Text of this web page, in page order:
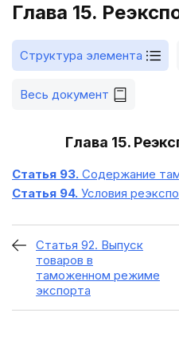
Глава 15.
Структура элемента
Весь документ
Глава 15.
Статья 93. Содержание
Статья 94. Условия
Статья 92. Выпуск
товаров в
таможенном режиме
экспорта